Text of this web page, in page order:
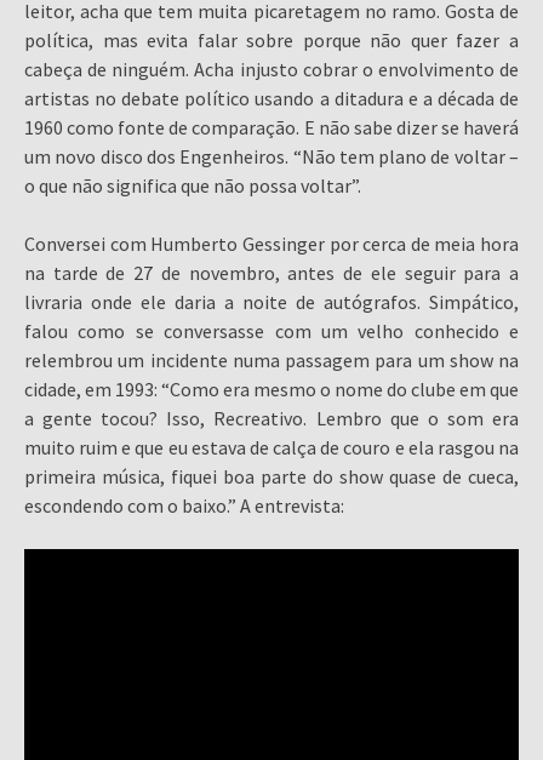
leitor, acha que tem muita picaretagem no ramo. Gosta de
política, mas evita falar sobre porque não quer fazer a
cabeça de ninguém. Acha injusto cobrar o envolvimento de
artistas no debate político usando a ditadura e a década de
1960 como fonte de comparação. E não sabe dizer se haverá
um novo disco dos Engenheiros. “Não tem plano de voltar –
o que não significa que não possa voltar”.
Conversei com Humberto Gessinger por cerca de meia hora
na tarde de 27 de novembro, antes de ele seguir para a
livraria onde ele daria a noite de autógrafos. Simpático,
falou como se conversasse com um velho conhecido e
relembrou um incidente numa passagem para um show na
cidade, em 1993: “Como era mesmo o nome do clube em que
a gente tocou? Isso, Recreativo. Lembro que o som era
muito ruim e que eu estava de calça de couro e ela rasgou na
primeira música, fiquei boa parte do show quase de cueca,
escondendo com o baixo.” A entrevista: